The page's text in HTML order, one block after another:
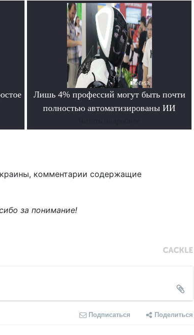
Лишь 4% профессий могут быть почти
полностью автоматизированы ИИ
комментарии содержащие
за понимание!
Подписаться Поделиться